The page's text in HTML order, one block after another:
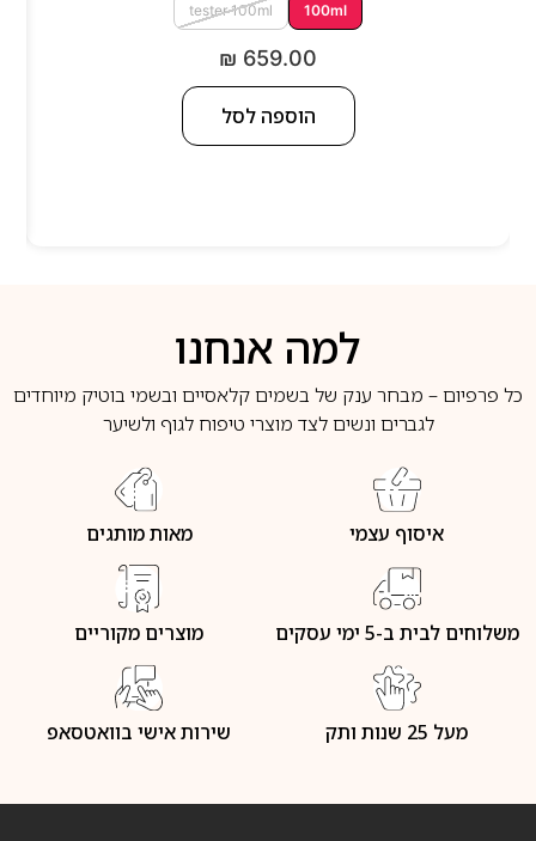
100ml
tester 100ml
₪ 659.00
הוספה לסל
למה אנחנו
כל פרפיום – מבחר ענק של בשמים קלאסיים ובשמי בוטיק מיוחדים
לגברים ונשים לצד מוצרי טיפוח לגוף ולשיער
איסוף עצמי מאות מותגים
משלוחים לבית ב-5 ימי עסקים מוצרים מקוריים
מעל 25 שנות ותק שירות אישי בוואטסאפ